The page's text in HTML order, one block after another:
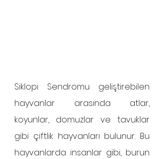
Siklopi Sendromu geliştirebilen
hayvanlar arasında atlar,
koyunlar, domuzlar ve tavuklar
gibi çiftlik hayvanları bulunur. Bu
hayvanlarda insanlar gibi, burun